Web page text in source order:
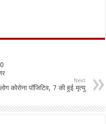
Next
कोरोना पॉजिटिव, 7 की हुई मृत्यु